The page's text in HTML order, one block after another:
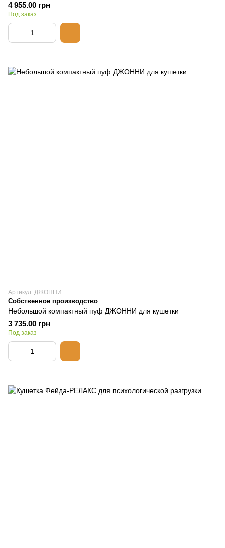
4 955.00 грн
Под заказ
Артикул: ДЖОННИ
Собственное производство
Небольшой компактный пуф ДЖОННИ для кушетки
3 735.00 грн
Под заказ